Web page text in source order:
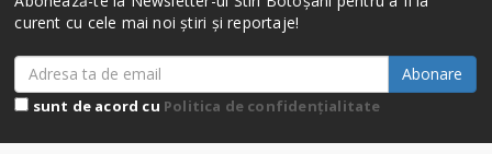
curent cu cele mai noi știri și reportaje!
Abonare
sunt de acord cu Politica de confidențialitate